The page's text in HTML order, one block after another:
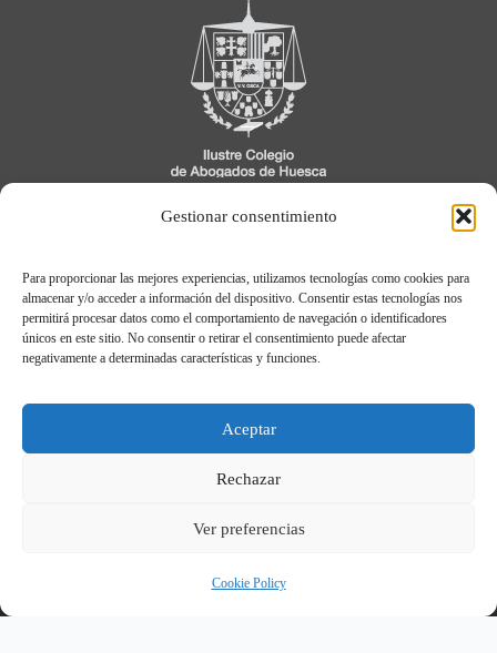
Gestionar consentimiento
Para proporcionar las mejores experiencias, utilizamos tecnologías como cookies para
almacenar y/o acceder a información del dispositivo. Consentir estas tecnologías nos
permitirá procesar datos como el comportamiento de navegación o identificadores
únicos en este sitio. No consentir o retirar el consentimiento puede afectar
negativamente a determinadas características y funciones.
Aceptar
Rechazar
Ver preferencias
Cookie Policy
C/ Cavia, 3, 1º
974 21 04 04
Política de Privacidad
Registro de Actividades de Tratamiento